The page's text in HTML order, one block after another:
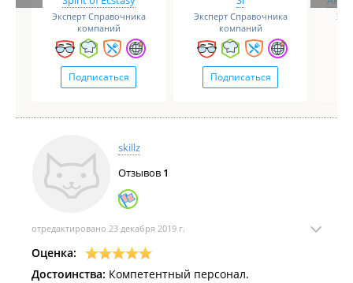
Эксперт Справочника
компаний
Подписаться
Эксперт Справочника
компаний
Подписаться
skillz
Отзывов 1
отредактировано 23 декабря 2019 г.
Оценка:
Достоинства: Компетентный персонал.